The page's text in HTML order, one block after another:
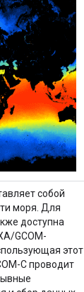
собой
моря. Для
доступна
GCOM-
этот
C проводит